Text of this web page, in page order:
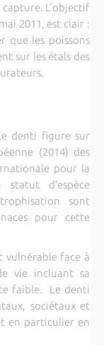
capture. L'objectif
2011, est clair :
que les poissons
sur les étals des
denti figure sur
(2014) des
pour la
d’espèce
sont
pour cette
vulnérable face à
vie incluant sa
faible. Le denti
sociétaux et
en particulier en